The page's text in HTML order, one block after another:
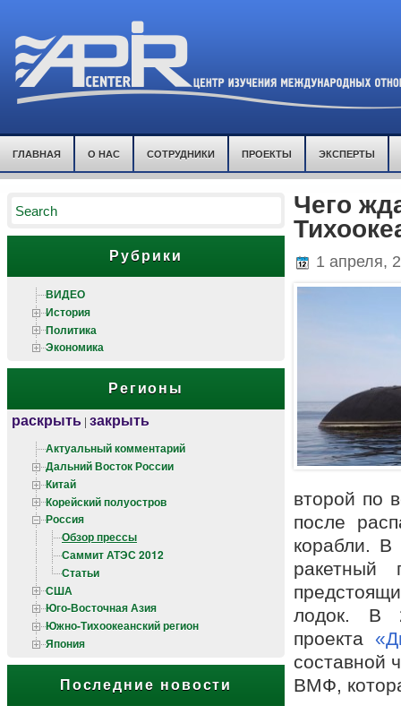
ГЛАВНАЯ О НАС СОТРУДНИКИ ПРОЕКТЫ ЭКСПЕРТЫ
Рубрики
ВИДЕО
История
Политика
Экономика
Регионы
раскрыть | закрыть
Актуальный комментарий
Дальний Восток России
Китай
Корейский полуостров
Россия
Обзор прессы
Саммит АТЭС 2012
Статьи
США
Юго-Восточная Азия
Южно-Тихоокеанский регион
Япония
Последние новости
Чего
1 апреля,
второй по
после
корабли.
ракетный
лодок. В
проекта
составной
ВМФ,